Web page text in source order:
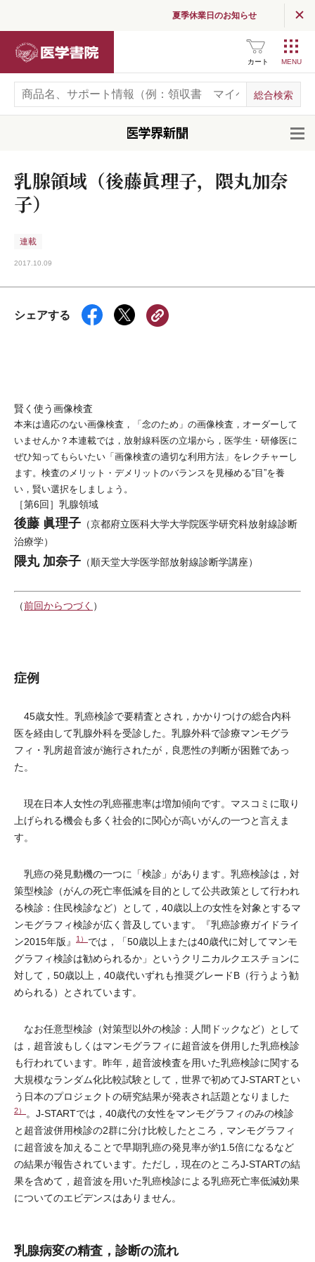
夏季休業日のお知らせ
カート
乳腺領域（後藤眞理子，隈丸加奈
子）
連載
2017.10.09
シェアする
賢く使う画像検査
本来は適応のない画像検査，「念のため」の画像検査，オーダーして
いませんか？本連載では，放射線科医の立場から，医学生・研修医に
ぜひ知ってもらいたい「画像検査の適切な利用方法」をレクチャーし
ます。検査のメリット・デメリットのバランスを見極める“目”を養
い，賢い選択をしましょう。
［第6回］乳腺領域
後藤 眞理子 （京都府立医科大学大学院医学研究科放射線診断
治療学）
隈丸 加奈子 （順天堂大学医学部放射線診断学講座）
（前回からつづく ）
症例
45歳女性。乳癌検診で要精査とされ，かかりつけの総合内科
医を経由して乳腺外科を受診した。乳腺外科で診療マンモグラ
フィ・乳房超音波が施行されたが，良悪性の判断が困難であっ
た。
現在日本人女性の乳癌罹患率は増加傾向です。マスコミに取り
上げられる機会も多く社会的に関心が高いがんの一つと言えま
す。
乳癌の発見動機の一つに「検診」があります。乳癌検診は，対
策型検診（がんの死亡率低減を目的として公共政策として行われ
る検診：住民検診など）として，40歳以上の女性を対象とするマ
ンモグラフィ検診が広く普及しています。『乳癌診療ガイドライ
ン2015年版』
1） では，「50歳以上または40歳代に対してマンモ
グラフィ検診は勧められるか」というクリニカルクエスチョンに
対して，50歳以上，40歳代いずれも推奨グレードB（行うよう勧
められる）とされています。
なお任意型検診（対策型以外の検診：人間ドックなど）として
は，超音波もしくはマンモグラフィに超音波を併用した乳癌検診
も行われています。昨年，超音波検査を用いた乳癌検診に関する
大規模なランダム化比較試験として，世界で初めてJ-STARTとい
う日本のプロジェクトの研究結果が発表され話題となりました
2）
。J-STARTでは，40歳代の女性をマンモグラフィのみの検診
と超音波併用検診の2群に分け比較したところ，マンモグラフィ
に超音波を加えることで早期乳癌の発見率が約1.5倍になるなど
の結果が報告されています。ただし，現在のところJ-STARTの結
果を含めて，超音波を用いた乳癌検診による乳癌死亡率低減効果
についてのエビデンスはありません。
乳腺病変の精査，診断の流れ